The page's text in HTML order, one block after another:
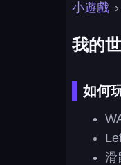
小遊戲 ›
我的
如何
滑